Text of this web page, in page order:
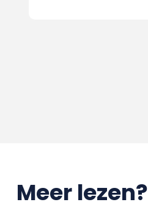
Meer lezen?